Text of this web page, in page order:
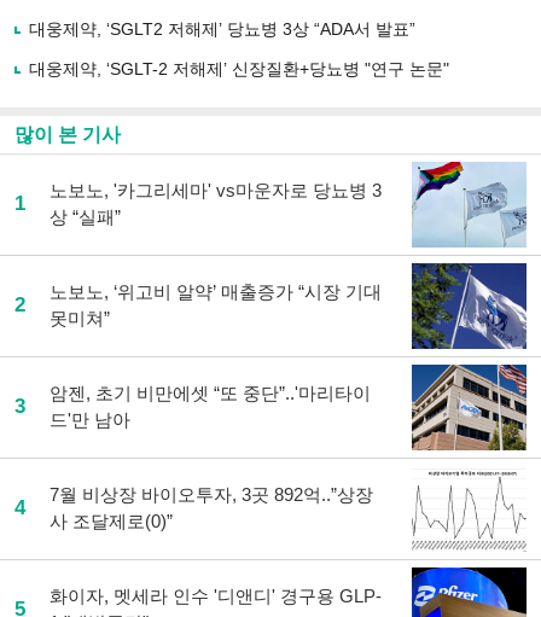
기
대웅제약, ‘SGLT2 저해제’ 당뇨병 3상 “ADA서 발표”
대웅제약, ‘SGLT-2 저해제’ 신장질환+당뇨병 "연구 논문"
많이 본 기사
1
노보노, '카그리세마' vs마운자로 당뇨병 3
상 “실패”
2
노보노, ‘위고비 알약’ 매출증가 “시장 기대
못미쳐”
3
암젠, 초기 비만에셋 “또 중단”..'마리타이
드'만 남아
4
7월 비상장 바이오투자, 3곳 892억..”상장
사 조달제로(0)”
5
화이자, 멧세라 인수 '디앤디' 경구용 GLP-